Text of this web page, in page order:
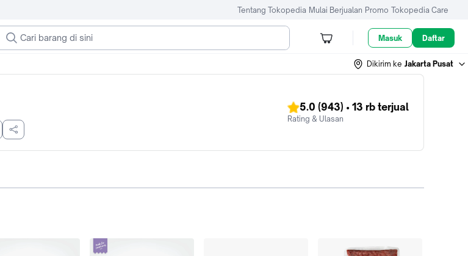
Tentang Tokopedia Mulai Berjualan Promo Tokopedia Care
Masuk Daftar
Dikirim ke Jakarta Pusat
5.0 (943) • 13 rb terjual
Rating & Ulasan